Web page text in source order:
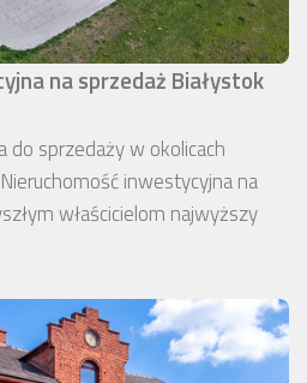
na sprzedaż Białystok
do sprzedaży w okolicach
inwestycyjna na
właścicielom najwyższy